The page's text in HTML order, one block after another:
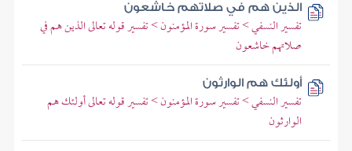
الذين هم في صلاتهم خاشعون
تفسير النسفي > تفسير سورة المؤمنون > تفسير قوله تعالى الذين هم في
صلاتهم خاشعون
أولئك هم الوارثون
تفسير النسفي > تفسير سورة المؤمنون > تفسير قوله تعالى أولئك هم
الوارثون